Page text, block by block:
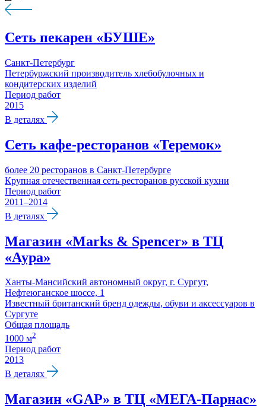
Сеть пекарен «БУШЕ»
Санкт-Петербург
Петербуржский производитель хлебобулочных и
кондитерских изделий
Период работ
2015
В деталях
Сеть кафе-ресторанов «Теремок»
более 20 ресторанов в Санкт-Петербурге
Крупная отечественная сеть ресторанов русской кухни
Период работ
2011–2014
В деталях
Магазин «Marks & Spencer» в ТЦ
«Аура»
Ханты-Мансийский автономный округ, г. Сургут,
Нефтеюганское шоссе, 1
Известный британский бренд одежды, обуви и аксессуаров в
Сургуте
Общая площадь
1000 м2
Период работ
2013
В деталях
Магазин «GAP» в ТЦ «МЕГА-Парнас»